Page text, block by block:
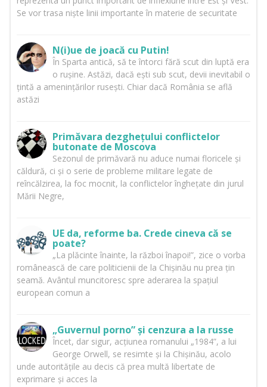
Se vor trasa niște linii importante în materie de securitate
N(i)ue de joacă cu Putin!
În Sparta antică, să te întorci fără scut din luptă era
o rușine. Astăzi, dacă ești sub scut, devii inevitabil o
țintă a amenințărilor rusești. Chiar dacă România se află
astăzi
Primăvara dezghețului conflictelor
butonate de Moscova
Sezonul de primăvară nu aduce numai floricele și
căldură, ci și o serie de probleme militare legate de
reîncălzirea, la foc mocnit, la conflictelor înghețate din jurul
Mării Negre,
UE da, reforme ba. Crede cineva că se
poate?
„La plăcinte înainte, la război înapoi!”, zice o vorba
românească de care politicienii de la Chișinău nu prea țin
seamă. Avântul muncitoresc spre aderarea la spațiul
european comun a
„Guvernul porno” și cenzura a la russe
Încet, dar sigur, acțiunea romanului „1984”, a lui
George Orwell, se resimte și la Chișinău, acolo
unde autoritățile au decis că prea multă libertate de
exprimare și acces la